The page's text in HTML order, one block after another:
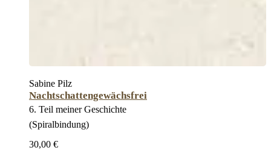
Sabine Pilz
Nachtschattengewächsfrei
6. Teil meiner Geschichte
(Spiralbindung)
30,00 €